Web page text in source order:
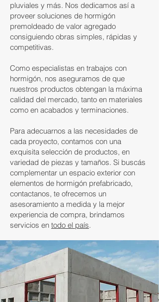
pluviales y más. Nos dedicamos así a
proveer soluciones de hormigón
premoldeado de valor agregado
consiguiendo obras simples, rápidas y
competitivas.
Como especialistas en trabajos con
hormigón, nos aseguramos de que
nuestros productos obtengan la máxima
calidad del mercado, tanto en materiales
como en acabados y terminaciones.
Para adecuarnos a las necesidades de
cada proyecto, contamos con una
exquisita selección de productos, en
variedad de piezas y tamaños. Si buscás
complementar un espacio exterior con
elementos de hormigón prefabricado,
contactanos, te ofrecemos un
asesoramiento a medida y la mejor
experiencia de compra, brindamos
servicios en todo el país.